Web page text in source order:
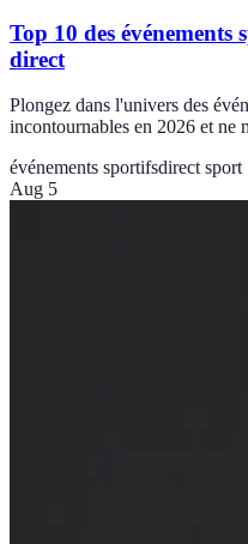
Top 10 des événements
direct
Plongez dans l'univers des
incontournables en 2026 et ne
événements sportifsdirect sport
Aug 5